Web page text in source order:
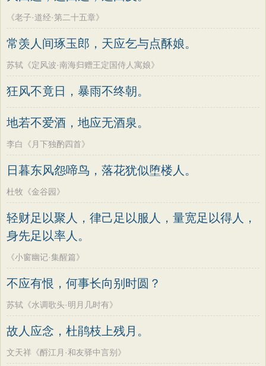
《老子·道经·第二十五章》
常羡人间琢玉郎，天应乞与点酥娘。
苏轼《定风波·南海归赠王定国侍人寓娘》
狂风不竟日，暴雨不终朝。
地若不爱酒，地应无酒泉。
李白《月下独酌四首》
日暮东风怨啼鸟，落花犹似堕楼人。
杜牧《金谷园》
轻财足以聚人，律己足以服人，量宽足以得人，
身先足以率人。
《小窗幽记·集醒篇》
不应有恨，何事长向别时圆？
苏轼《水调歌头·明月几时有》
故人应念，杜鹃枝上残月。
文天祥《酹江月·和友驿中言别》